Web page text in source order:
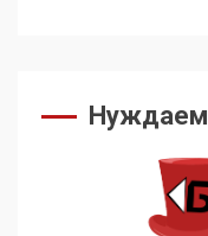
Нуждаем